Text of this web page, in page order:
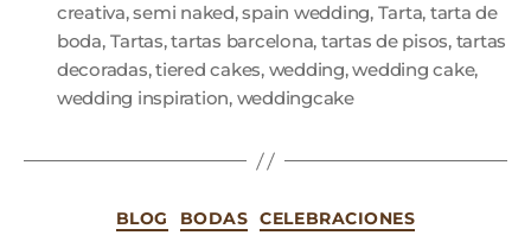
creativa,semi naked,spain wedding, Tarta, tarta de
boda, Tartas,tartas barcelona, tartas de pisos, tartas
decoradas,tiered cakes, wedding,wedding cake,
wedding inspiration, weddingcake
BLOG BODAS CELEBRACIONES